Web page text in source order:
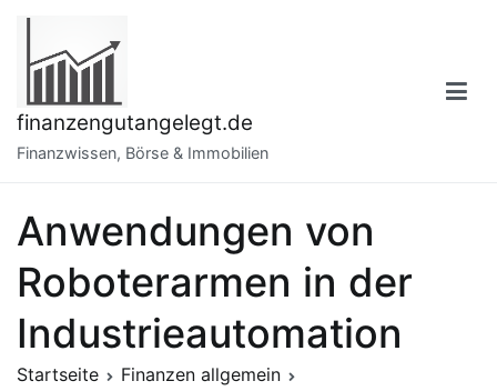
springen
finanzengutangelegt.de
Finanzwissen, Börse & Immobilien
Anwendungen von
Roboterarmen in der
Industrieautomation
Startseite
Finanzen allgemein